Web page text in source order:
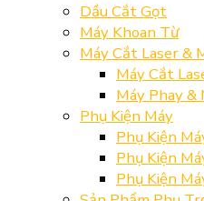
Dầu Cắt Gọt
Máy Khoan Từ
Máy Cắt Laser &
Máy Cắt
Máy Phay &
Phụ Kiện Máy
Phụ Kiện
Phụ Kiện
Phụ Kiện